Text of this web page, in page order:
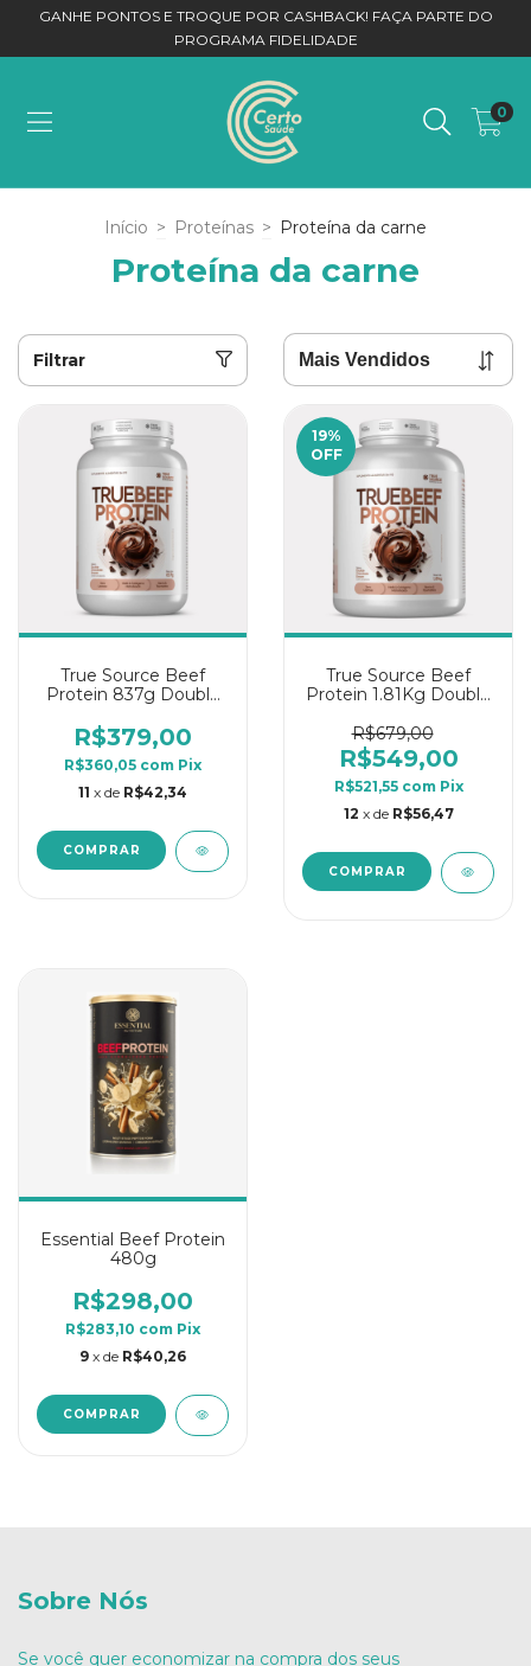
GANHE PONTOS E TROQUE POR CASHBACK! FAÇA PARTE DO
PROGRAMA FIDELIDADE
0
Início > Proteínas > Proteína da carne
Proteína da carne
Filtrar
True Source Beef
Protein 837g Double
R$379,00
R$360,05 com Pix
11 x de R$42,34
19%
OFF
True Source Beef
Protein 1.81Kg Double
R$679,00
R$549,00
R$521,55 com Pix
12 x de R$56,47
Essential Beef Protein
480g
R$298,00
R$283,10 com Pix
9 x de R$40,26
COMPRAR
Sobre Nós
Se você quer economizar na compra dos seus